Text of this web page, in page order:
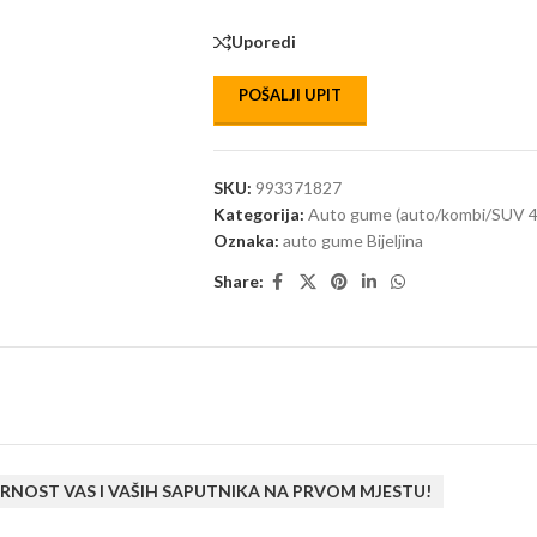
Uporedi
POŠALJI UPIT
SKU: 993371827
Kategorija: Auto gume (auto/kombi/SUV
Oznaka: auto gume Bijeljina
Share:
VAS I VAŠIH SAPUTNIKA NA PRVOM MJESTU!